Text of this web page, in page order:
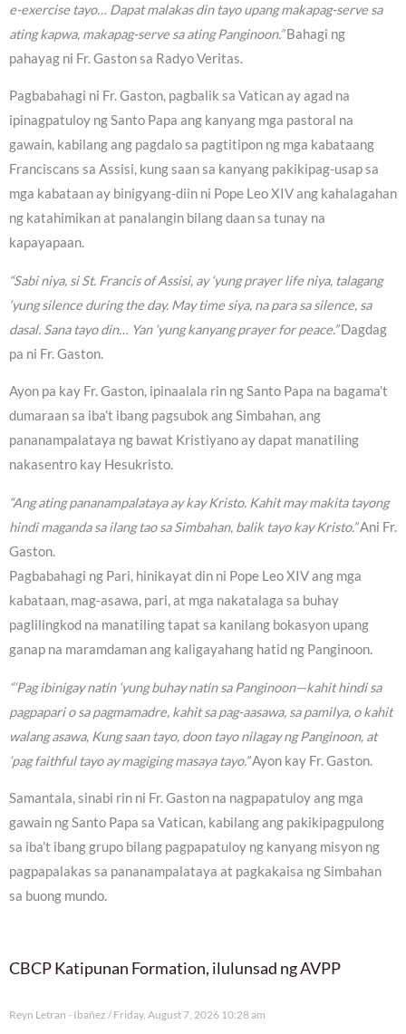
e-exercise tayo… Dapat malakas din tayo upang makapag-serve sa
ating kapwa, makapag-serve sa ating Panginoon.”Bahagi ng
pahayag ni Fr. Gaston sa Radyo Veritas.
Pagbabahagi ni Fr. Gaston, pagbalik sa Vatican ay agad na
ipinagpatuloy ng Santo Papa ang kanyang mga pastoral na
gawain, kabilang ang pagdalo sa pagtitipon ng mga kabataang
Franciscans sa Assisi, kung saan sa kanyang pakikipag-usap sa
mga kabataan ay binigyang-diin ni Pope Leo XIV ang kahalagahan
ng katahimikan at panalangin bilang daan sa tunay na
kapayapaan.
“Sabi niya, si St. Francis of Assisi, ay ‘yung prayer life niya, talagang
‘yung silence during the day. May time siya, na para sa silence, sa
dasal. Sana tayo din… Yan ‘yung kanyang prayer for peace.”Dagdag
pa ni Fr. Gaston.
Ayon pa kay Fr. Gaston, ipinaalala rin ng Santo Papa na bagama’t
dumaraan sa iba’t ibang pagsubok ang Simbahan, ang
pananampalataya ng bawat Kristiyano ay dapat manatiling
nakasentro kay Hesukristo.
“Ang ating pananampalataya ay kay Kristo. Kahit may makita tayong
hindi maganda sa ilang tao sa Simbahan, balik tayo kay Kristo.”Ani Fr.
Gaston.
Pagbabahagi ng Pari, hinikayat din ni Pope Leo XIV ang mga
kabataan, mag-asawa, pari, at mga nakatalaga sa buhay
paglilingkod na manatiling tapat sa kanilang bokasyon upang
ganap na maramdaman ang kaligayahang hatid ng Panginoon.
“‘Pag ibinigay natin ‘yung buhay natin sa Panginoon—kahit hindi sa
pagpapari o sa pagmamadre, kahit sa pag-aasawa, sa pamilya, o kahit
walang asawa, Kung saan tayo, doon tayo nilagay ng Panginoon, at
‘pag faithful tayo ay magiging masaya tayo.”Ayon kay Fr. Gaston.
Samantala, sinabi rin ni Fr. Gaston na nagpapatuloy ang mga
gawain ng Santo Papa sa Vatican, kabilang ang pakikipagpulong
sa iba’t ibang grupo bilang pagpapatuloy ng kanyang misyon ng
pagpapalakas sa pananampalataya at pagkakaisa ng Simbahan
sa buong mundo.
CBCP Katipunan Formation, ilulunsad ng AVPP
Reyn Letran - Ibañez Friday, August 7, 2026 10:28 am